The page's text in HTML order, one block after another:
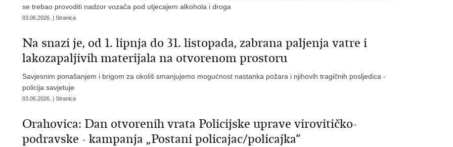
se trebao provoditi nadzor vozača pod utjecajem alkohola i droga
03.06.2026. | Stranica
Na snazi je, od 1. lipnja do 31. listopada, zabrana paljenja vatre i
lakozapaljivih materijala na otvorenom prostoru
Savjesnim ponašanjem i brigom za okoliš smanjujemo mogućnost nastanka požara i njihovih tragičnih posljedica -
policija savjetuje
03.06.2026. | Stranica
Orahovica: Dan otvorenih vrata Policijske uprave virovitičko-
podravske - kampanja „Postani policajac/policajka“